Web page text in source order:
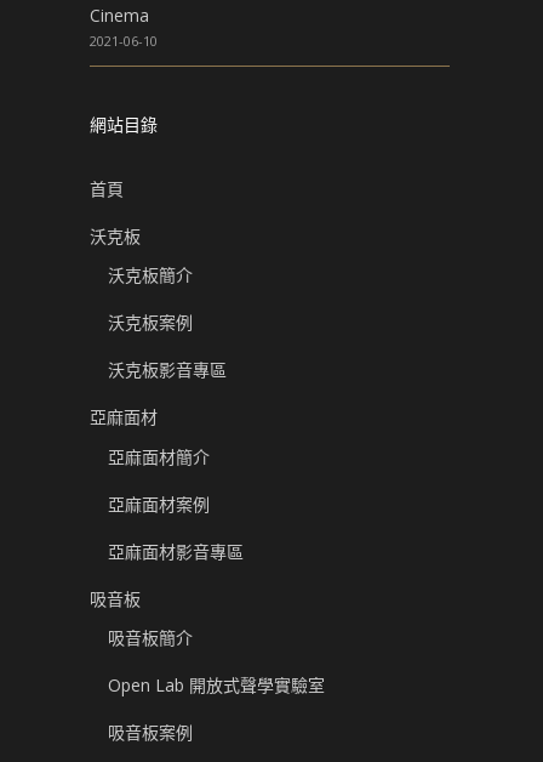
Cinema
2021-06-10
網站目錄
首頁
沃克板
沃克板簡介
沃克板案例
沃克板影音專區
亞麻面材
亞麻面材簡介
亞麻面材案例
亞麻面材影音專區
吸音板
吸音板簡介
Open Lab 開放式聲學實驗室
吸音板案例